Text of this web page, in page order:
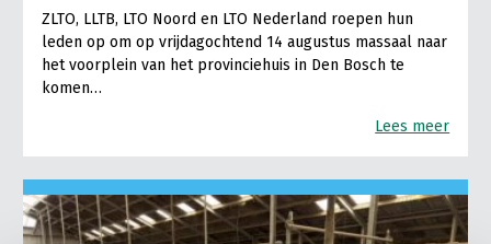
ZLTO, LLTB, LTO Noord en LTO Nederland roepen hun
leden op om op vrijdagochtend 14 augustus massaal naar
het voorplein van het provinciehuis in Den Bosch te
komen…
Lees meer